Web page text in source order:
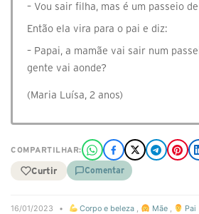
– Vou sair filha, mas é um passeio
Então ela vira para o pai e diz:
– Papai, a mamãe vai sair num
gente vai aonde?
(Maria Luísa, 2 anos)
COMPARTILHAR:
Curtir Comentar
16/01/2023 • Corpo e beleza , Mãe, Pai